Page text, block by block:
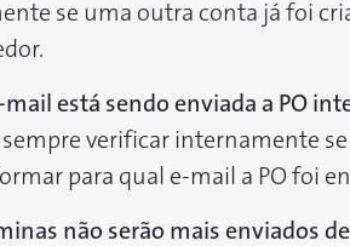
se uma outra conta já foi
mail está sendo enviada a PO
verificar internamente
para qual e-mail a PO foi
não serão mais enviados